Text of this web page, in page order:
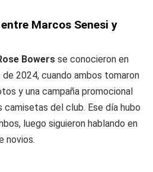
Marcos Senesi y
Bowers se conocieron en
2024, cuando ambos tomaron
y una campaña promocional
camisetas del club. Ese día hubo
luego siguieron hablando en
novios.